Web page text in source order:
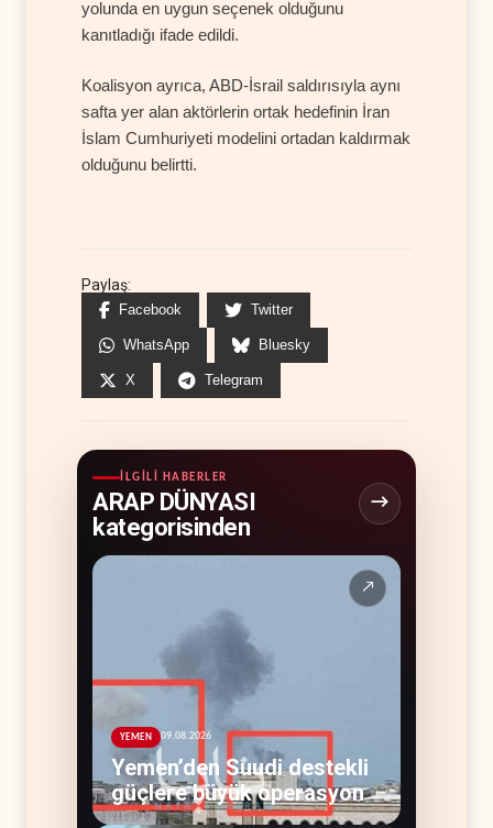
yolunda en uygun seçenek olduğunu
kanıtladığı ifade edildi.
Koalisyon ayrıca, ABD-İsrail saldırısıyla aynı
safta yer alan aktörlerin ortak hedefinin İran
İslam Cumhuriyeti modelini ortadan kaldırmak
olduğunu belirtti.
Paylaş:
Facebook Twitter
WhatsApp Bluesky
X Telegram
İLGILI HABERLER
ARAP DÜNYASI
kategorisinden
↗
YEMEN 09.08.2026
Yemen’den Suudi destekli
güçlere büyük operasyon